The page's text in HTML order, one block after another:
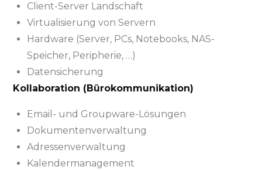
Client-Server Landschaft
Virtualisierung von Servern
Hardware (Server, PCs, Notebooks, NAS-
Speicher, Peripherie, …)
Datensicherung
Kollaboration (Bürokommunikation)
Email- und Groupware-Lösungen
Dokumentenverwaltung
Adressenverwaltung
Kalendermanagement